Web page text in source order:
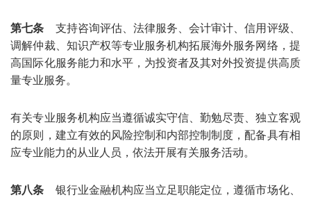
第七条 支持咨询评估、法律服务、会计审计、信用评级、
调解仲裁、知识产权等专业服务机构拓展海外服务网络，提
高国际化服务能力和水平，为投资者及其对外投资提供高质
量专业服务。
有关专业服务机构应当遵循诚实守信、勤勉尽责、独立客观
的原则，建立有效的风险控制和内部控制制度，配备具有相
应专业能力的从业人员，依法开展有关服务活动。
第八条 银行业金融机构应当立足职能定位，遵循市场化、